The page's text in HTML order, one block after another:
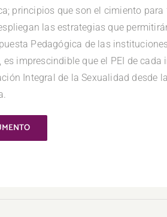
principios que son el cimiento
las estrategias que
Pedagógica de las
es imprescindible que el PEI de
Integral de la Sexualidad desde